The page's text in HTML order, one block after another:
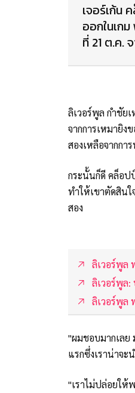
เจอร์เก้น
ออกในเก
ที่ 21 ต.ค.
ลิเวอร์พูล กำชัย
จากการเหมายิง
สองเหลือจากกา
กระนั้นก็ดี คล็อป
ทำให้เขาตัดสิน
สอง
ลิเวอร์พูล
ลิเวอร์พูล:
ลิเวอร์พูล
"ผมชอบมากเลย
แรกซึ่งเราน่าจะ
"เราไม่ปล่อยให้